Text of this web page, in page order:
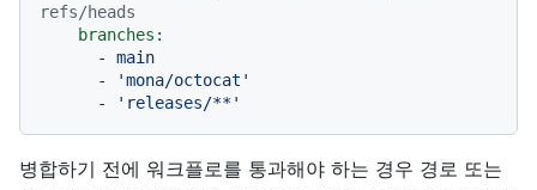
refs/heads
branches:
-
main
-
'mona/octocat'
-
'releases/**'
병합하기 전에 워크플로를 통과해야 하는 경우 경로 또는